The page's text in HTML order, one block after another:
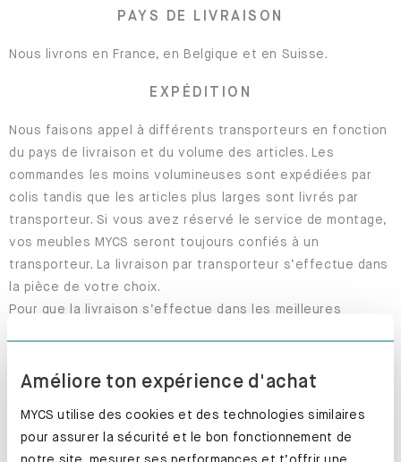
Améliore ton expérience d'achat
MYCS utilise des cookies et des technologies similaires
pour assurer la sécurité et le bon fonctionnement de
notre site, mesurer ses performances et t’offrir une
PAYS DE LIVRAISON
Nous livrons en France, en Belgique et en Suisse.
EXPÉDITION
Nous faisons appel à différents transporteurs en fonction
du pays de livraison et du volume des articles. Les
commandes les moins volumineuses sont expédiées par
colis tandis que les articles plus larges sont livrés par
transporteur. Si vous avez réservé le service de montage,
vos meubles MYCS seront toujours confiés à un
transporteur. La livraison par transporteur s’effectue dans
la pièce de votre choix.
Pour que la livraison s’effectue dans les meilleures
les accès soient dégagés (entrée, escalier et ascenseur,
vous en amont afin de convenir d’une date de livraison.
Les petits articles envoyés par colis seront livrés à votre